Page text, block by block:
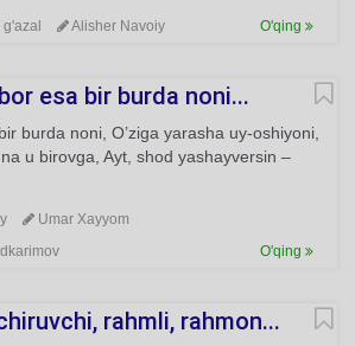
Alisher Navoiy O'qing
esa bir burda noni...
burda noni, O’ziga yarasha uy-oshiyoni,
u birovga, Ayt, shod yashayversin –
Umar Xayyom
O'qing
rahmli, rahmon...